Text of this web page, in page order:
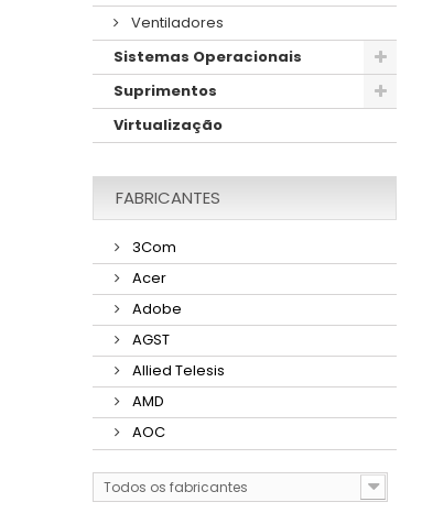
Ventiladores
Sistemas Operacionais
Suprimentos
Virtualização
FABRICANTES
3Com
Acer
Adobe
AGST
Allied Telesis
AMD
AOC
Todos os fabricantes